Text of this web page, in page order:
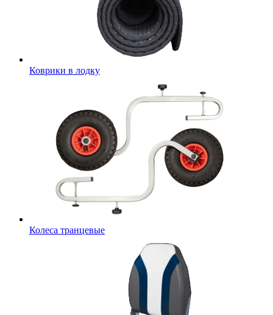
Коврики в лодку
Колеса транцевые